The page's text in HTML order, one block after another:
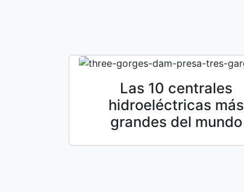
Las 10 centrales
hidroeléctricas más
grandes del mundo